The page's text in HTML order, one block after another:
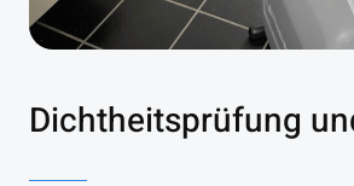
Dichtheitsprüfung